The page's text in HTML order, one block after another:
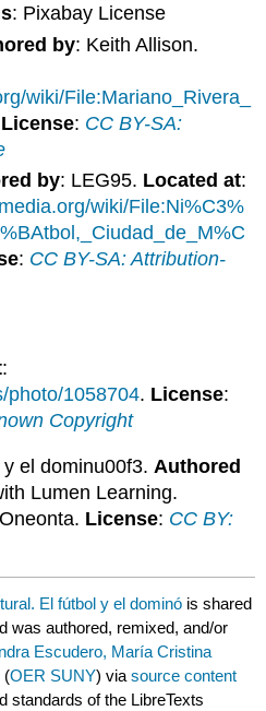
: Pixabay License
by: Keith Allison.
wiki/File:Mariano_Rivera_
License: CC BY-SA:
by: LEG95. Located at:
wiki/File:Ni%C3%
: CC BY-SA: Attribution-
:
photo/1058704. License:
Copyright
el dominu00f3. Authored
Lumen Learning.
License: CC BY:
El fútbol y el dominó is shared
was authored, remixed, and/or
Escudero, María Cristina
(OER SUNY) viasource content
standards of the LibreTexts